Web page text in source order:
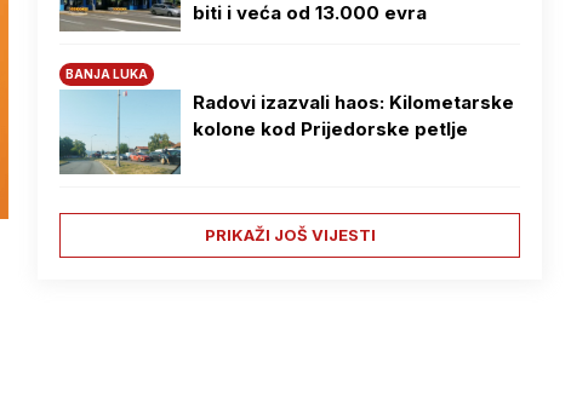
biti i veća od 13.000 evra
BANJA LUKA
Radovi izazvali haos: Kilometarske
kolone kod Prijedorske petlje
PRIKAŽI JOŠ VIJESTI